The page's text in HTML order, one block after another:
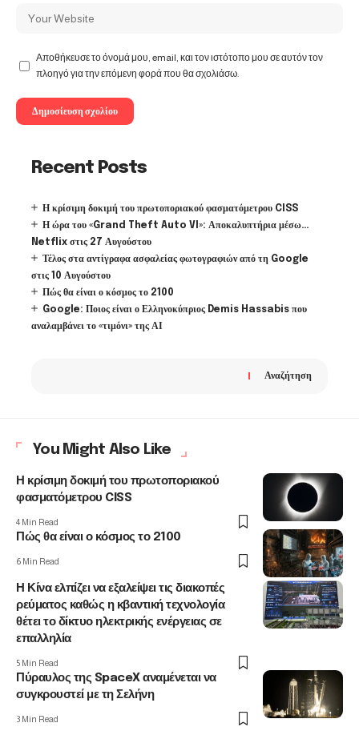
Αποθήκευσε το όνομά μου, email, και τον ιστότοπο μου σε αυτόν τον
πλοηγό για την επόμενη φορά που θα σχολιάσω.
Recent Posts
Η κρίσιμη δοκιμή του πρωτοποριακού φασματόμετρου CISS
Η ώρα του «Grand Theft Auto VI»: Αποκαλυπτήρια μέσω…
Netflix στις 27 Αυγούστου
Τέλος στα αντίγραφα ασφαλείας φωτογραφιών από τη Google
στις 10 Αυγούστου
Πώς θα είναι ο κόσμος το 2100
Google: Ποιος είναι ο Ελληνοκύπριος Demis Hassabis που
αναλαμβάνει το «τιμόνι» της ΑΙ
Αναζήτηση
You Might Also Like
Η κρίσιμη δοκιμή του πρωτοποριακού
φασματόμετρου CISS
4 Min Read
Πώς θα είναι ο κόσμος το 2100
6 Min Read
Η Κίνα ελπίζει να εξαλείψει τις διακοπές
ρεύματος καθώς η κβαντική τεχνολογία
θέτει το δίκτυο ηλεκτρικής ενέργειας σε
επαλληλία
5 Min Read
Πύραυλος της SpaceX αναμένεται να
συγκρουστεί με τη Σελήνη
3 Min Read